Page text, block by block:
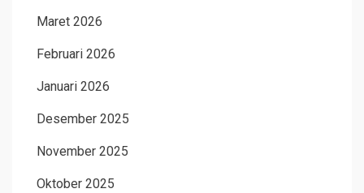
Maret 2026
Februari 2026
Januari 2026
Desember 2025
November 2025
Oktober 2025